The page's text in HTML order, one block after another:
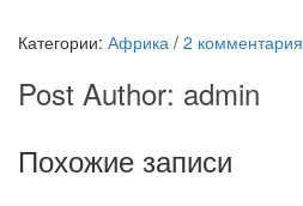
Категории: Африка / 2 комментария
Post Author: admin
Похожие записи